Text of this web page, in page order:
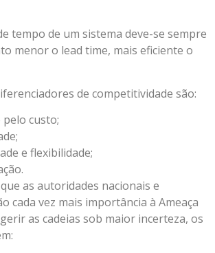
tempo de um sistema deve-se sempre
menor o lead time, mais eficiente o
de competitividade são:
custo;
e flexibilidade;
as autoridades nacionais e
cada vez mais importância à Ameaça
as cadeias sob maior incerteza, os